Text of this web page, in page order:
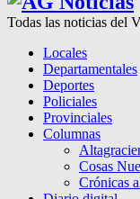
Todas las noticias del
Locales
Departamentales
Deportes
Policiales
Provinciales
Columnas
Cosas
Crónicas